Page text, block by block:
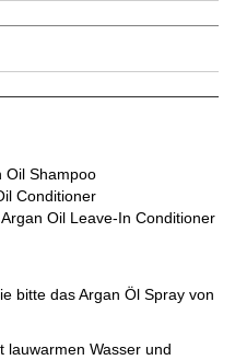
Oil Shampoo
Conditioner
Oil Leave-In Conditioner
bitte das Argan Öl Spray von
lauwarmen Wasser und